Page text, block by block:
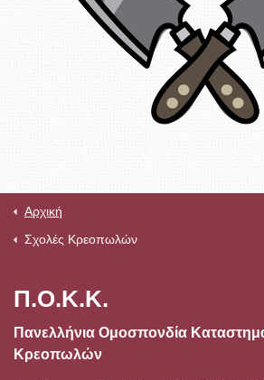
Αρχική
Σχολές Κρεοπωλών
Π.Ο.Κ.Κ.
Πανελλήνια Ομοσπονδία
Κρεοπωλών